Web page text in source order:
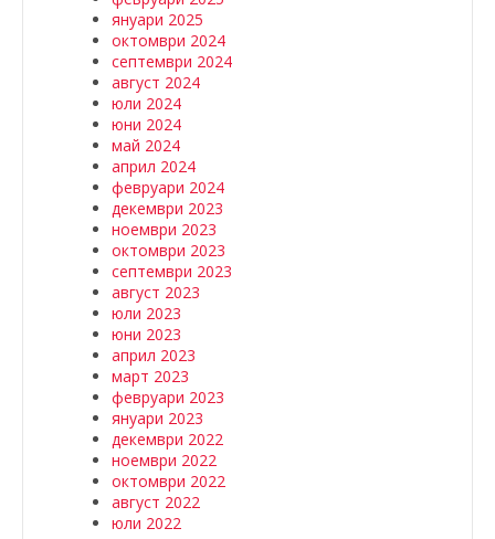
януари 2025
октомври 2024
септември 2024
август 2024
юли 2024
юни 2024
май 2024
април 2024
февруари 2024
декември 2023
ноември 2023
октомври 2023
септември 2023
август 2023
юли 2023
юни 2023
април 2023
март 2023
февруари 2023
януари 2023
декември 2022
ноември 2022
октомври 2022
август 2022
юли 2022